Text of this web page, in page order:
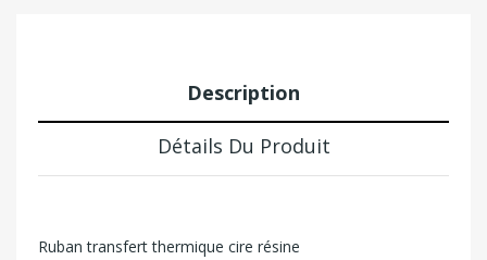
Description
Détails Du Produit
Ruban transfert thermique cire résine